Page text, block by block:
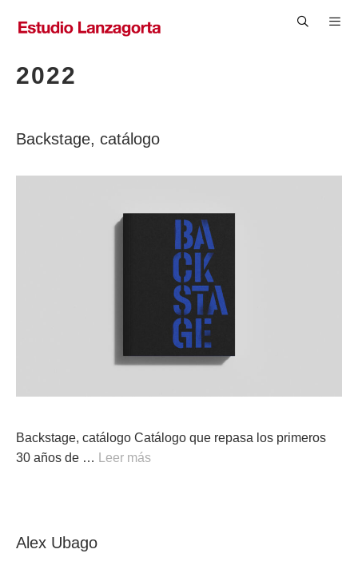
2022
Backstage, catálogo
Backstage, catálogo Catálogo que repasa los primeros
30 años de …
Leer más
Alex Ubago